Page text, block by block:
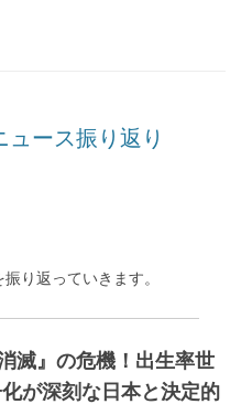
ース振り返り
り返っていきます。
滅』の危機！出生率世
が深刻な日本と決定的